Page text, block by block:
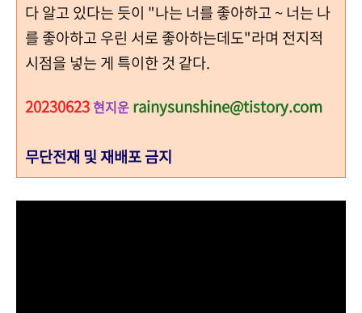
다 알고 있다는 듯이 "나는 너를 좋아하고 ~ 너는 나
를 좋아하고 우린 서로 좋아하는데도"라며 전지적
시점을 넣는 게 특이한 것 같다.
20230623 현지운 rainysunshine@tistory.com
무단전재 및 재배포 금지